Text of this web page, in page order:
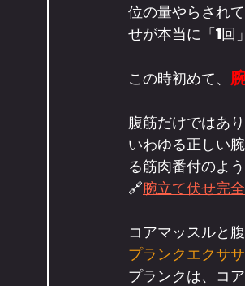
位の量やらされ
せが本当に「1回
この時初めて、
腹筋だけではあ
いわゆる正しい
る筋肉番付のよ
🔗腕立て伏せ完
コアマッスルと
プランクエクサ
プランクは、コ